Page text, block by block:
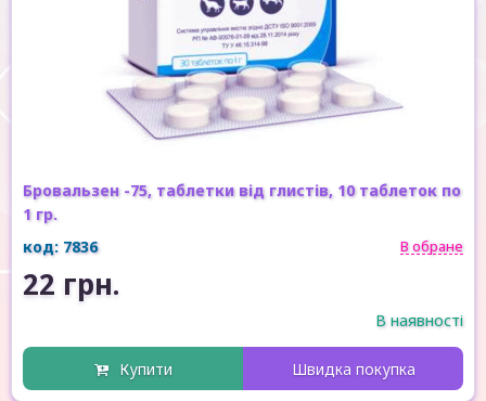
Бровальзен -75, таблетки від глистів, 10 таблеток по
1 гр.
код: 7836
В обране
22 грн.
В наявності
Купити Швидка покупка